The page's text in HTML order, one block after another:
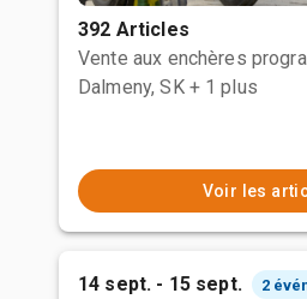
392 Articles
Vente aux enchères
Dalmeny, SK + 1 plus
Voir les
14 sept. - 15 sept. 2